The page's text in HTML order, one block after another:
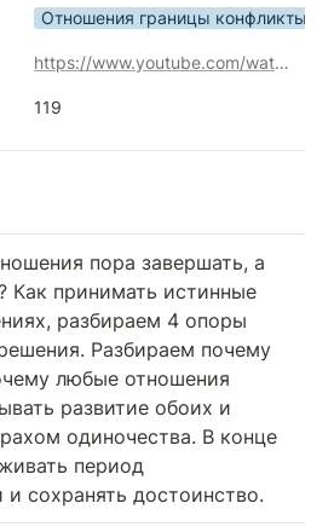
Отношения границы конфликты
https://www.youtube.com/watch?v=hNE8kI3E4g8
119
пора завершать, а
Как принимать истинные
разбираем 4 опоры
Разбираем почему
любые отношения
развитие обоих и
одиночества. В конце
период
и сохранять достоинство.